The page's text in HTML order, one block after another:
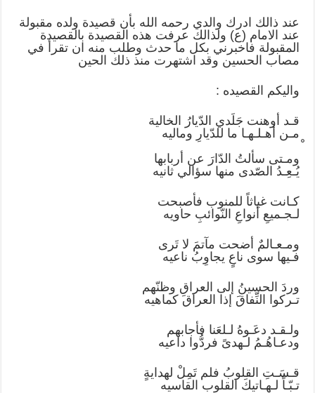
عند ذالك ادرك والدي رحمه الله بأن قصيدة ولده مقبولة
عند الامام (ع) ولذالك عرفت هذه القصيدة بالقصيدة
المقبولة فاخبرني بكل ما حدث وطلب منه ان تقرأ في
مصاب الحسين وقد اشتهرت منذ ذلك الحين
واليكم القصيده :
قـد أوهنت جَلَدي الدّيارُ الخالية
مـن أهـلـهـا ما للدّيارِ وماليه
ومـتى سألتُ الدّارَ عن أربابها
يُـعِـدُ الصّدى منها سؤالي ثانيه
كـانت غياثاً للمنوب فأصبحت
لـجـميعِ أنواعِ النّوائبِ حاويه
ومـعـالمٌ أضحت مآتمَ لا تَرى
فـيها سوى ناعٍ يجاوِبُ ناعيه
وردَ الحسينُ إلى العراقِ وظنّهم
تـركوا النِّفاقَ إذا العراق كماهيه
ولـقـد دعَـوهُ لـلعَنا فأجابهم
ودعـاهُـمُ لـهدىً فردُّوا داعيه
قـسَـتِ القلوبُ فلم تَمِلْ لهدايةٍ
تـبّـاً لـهـاتيكَ القلوب القاسيه